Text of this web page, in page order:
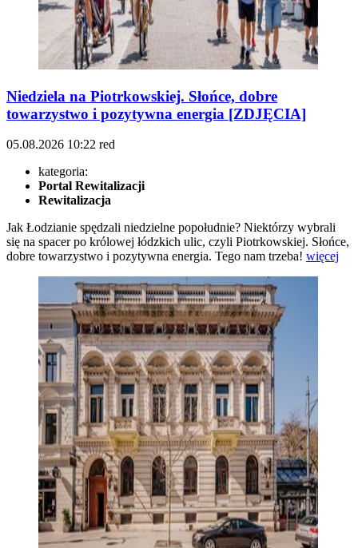
Niedziela na Piotrkowskiej. Słońce, dobre
towarzystwo i pozytywna energia [ZDJĘCIA]
05.08.2026 10:22 red
kategoria:
Portal Rewitalizacji
Rewitalizacja
Jak Łodzianie spędzali niedzielne popołudnie? Niektórzy wybrali
się na spacer po królowej łódzkich ulic, czyli Piotrkowskiej. Słońce,
dobre towarzystwo i pozytywna energia. Tego nam trzeba! więcej